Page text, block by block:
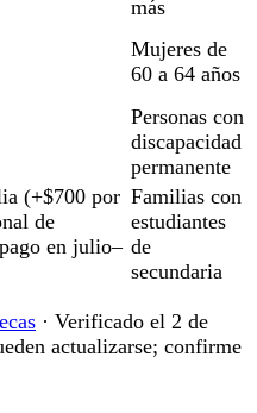
más
Mujeres de
60 a 64 años
Personas con
discapacidad
permanente
(+$700 por
de
en julio–
Familias con
estudiantes
de
secundaria
· Verificado el 2 de
actualizarse; confirme